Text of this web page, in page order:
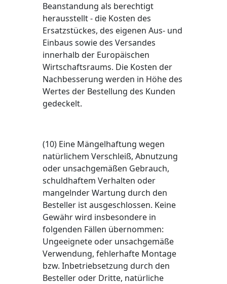
Beanstandung als berechtigt
herausstellt - die Kosten des
Ersatzstückes, des eigenen Aus- und
Einbaus sowie des Versandes
innerhalb der Europäischen
Wirtschaftsraums. Die Kosten der
Nachbesserung werden in Höhe des
Wertes der Bestellung des Kunden
gedeckelt.
(10) Eine Mängelhaftung wegen
natürlichem Verschleiß, Abnutzung
oder unsachgemäßen Gebrauch,
schuldhaftem Verhalten oder
mangelnder Wartung durch den
Besteller ist ausgeschlossen. Keine
Gewähr wird insbesondere in
folgenden Fällen übernommen:
Ungeeignete oder unsachgemäße
Verwendung, fehlerhafte Montage
bzw. Inbetriebsetzung durch den
Besteller oder Dritte, natürliche